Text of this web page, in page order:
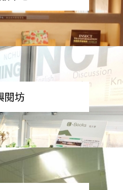
閱坊